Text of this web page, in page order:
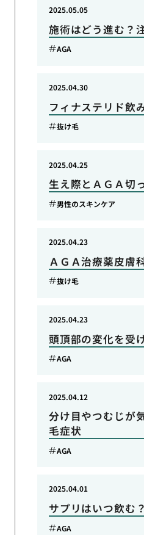
施術はどう進む？
2025.05.05
AGA
フィナステリド飲
2025.04.30
抜け毛
生え際とＡＧＡ切
2025.04.25
男性のスキンケア
ＡＧＡ治療薬皮膚
2025.04.23
抜け毛
頭頂部の変化を受
2025.04.23
AGA
分け目やつむじが
毛症状
2025.04.12
AGA
サプリはいつ飲む
2025.04.01
AGA